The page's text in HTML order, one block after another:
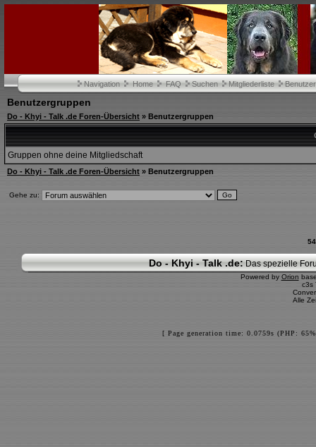
Navigation Home FAQ Suchen Mitgliederliste
Benutzergruppen
Do - Khyi - Talk .de Foren-Übersicht » Benutzergruppen
Gruppen ohne deine Mitgliedschaft
Do - Khyi - Talk .de Foren-Übersicht » Benutzergruppen
Gehe zu:
Do - Khyi - Talk .de: Das spezielle
Powered by Orion
c3s
Alle
[ Page generation time: 0.0759s (PHP: